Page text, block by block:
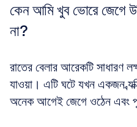
কেন আমি খুব ভোরে জেগে
না?
রাতের বেলার আরেকটি সাধারণ
যাওয়া। এটি ঘটে যখন একজন
অনেক আগেই জেগে ওঠেন এবং